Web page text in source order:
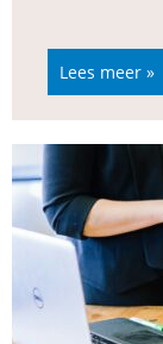
Lees meer »